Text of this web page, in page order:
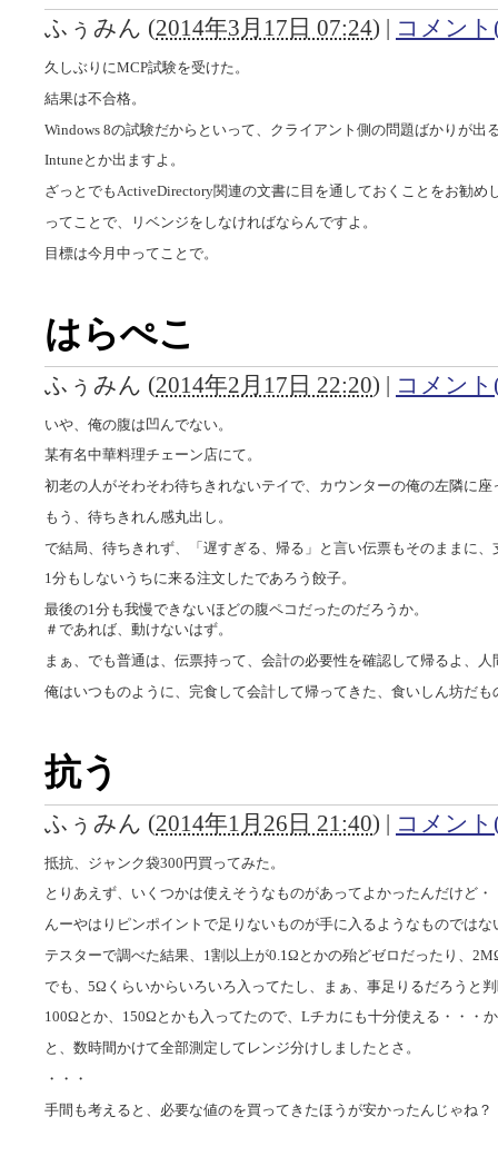
ふぅみん (2014年3月17日 07:24) コメント
久しぶりにMCP試験を受けた。
結果は不合格。
Windows 8の試験だからといって、クライアント側の問題ばかりが
Intuneとか出ますよ。
ざっとでもActiveDirectory関連の文書に目を通しておくことをお勧め
ってことで、リベンジをしなければならんですよ。
目標は今月中ってことで。
はらぺこ
ふぅみん (2014年2月17日 22:20) | コメント
いや、俺の腹は凹んでない。
某有名中華料理チェーン店にて。
初老の人がそわそわ待ちきれないテイで、カウンターの俺の左隣に座
もう、待ちきれん感丸出し。
で結局、待ちきれず、「遅すぎる、帰る」と言い伝票もそのままに
1分もしないうちに来る注文したであろう餃子。
最後の1分も我慢できないほどの腹ペコだったのだろうか。
＃であれば、動けないはず。
まぁ、でも普通は、伝票持って、会計の必要性を確認して帰るよ、人
俺はいつものように、完食して会計して帰ってきた、食いしん坊だも
抗う
ふぅみん (2014年1月26日 21:40) | コメント
抵抗、ジャンク袋300円買ってみた。
とりあえず、いくつかは使えそうなものがあってよかったんだけど・
んーやはりピンポイントで足りないものが手に入るようなものでは
テスターで調べた結果、1割以上が0.1Ωとかの殆どゼロだったり、
でも、5Ωくらいからいろいろ入ってたし、まぁ、事足りるだろうと
100Ωとか、150Ωとかも入ってたので、Lチカにも十分使える・・・
と、数時間かけて全部測定してレンジ分けしましたとさ。
・・・
手間も考えると、必要な値のを買ってきたほうが安かったんじゃね？